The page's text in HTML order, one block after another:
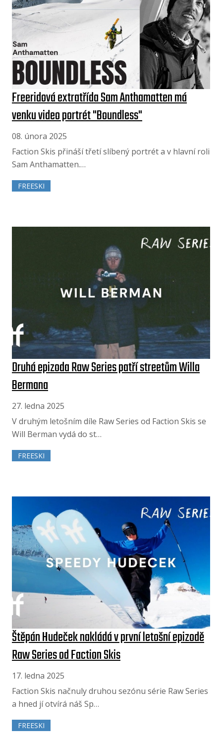
Freeridová extratřída Sam Anthamatten má
venku video portrét "Boundless"
08. února 2025
Faction Skis přináší třetí slíbený portrét a v hlavní roli
Sam Anthamatten.…
FREESKI
Druhá epizoda Raw Series patří streetům Willa
Bermana
27. ledna 2025
V druhým letošním díle Raw Series od Faction Skis se
Will Berman vydá do st…
FREESKI
Štěpán Hudeček nakládá v první letošní epizodě
Raw Series od Faction Skis
17. ledna 2025
Faction Skis načnuly druhou sezónu série Raw Series
a hned jí otvírá náš Sp…
FREESKI